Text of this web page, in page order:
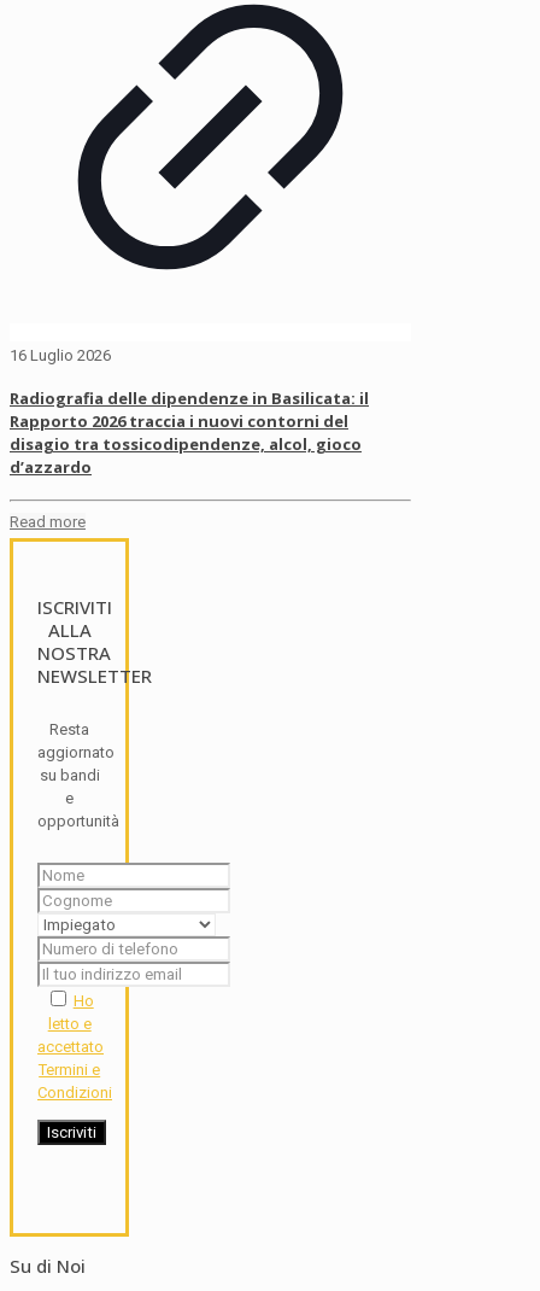
16 Luglio 2026
Radiografia delle dipendenze in Basilicata: il
Rapporto 2026 traccia i nuovi contorni del
disagio tra tossicodipendenze, alcol, gioco
d’azzardo
Read more
ISCRIVITI
ALLA
NOSTRA
NEWSLETTER
Resta
aggiornato
su bandi
e
opportunità
Ho
letto e
accettato
Termini e
Condizioni
Su di Noi